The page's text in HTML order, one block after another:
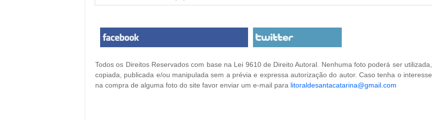
Todos os Direitos Reservados com base na Lei 9610 de Direito Autoral. Nenhuma foto poderá ser utilizada,
copiada, publicada e/ou manipulada sem a prévia e expressa autorização do autor. Caso tenha o interesse
na compra de alguma foto do site favor enviar um e-mail para litoraldesantacatarina@gmail.com